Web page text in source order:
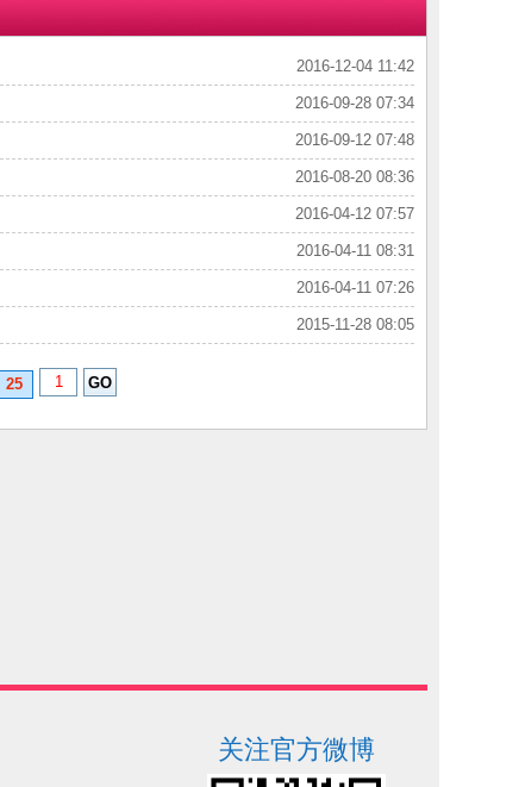
2016-12-04 11:42
2016-09-28 07:34
2016-09-12 07:48
2016-08-20 08:36
2016-04-12 07:57
2016-04-11 08:31
2016-04-11 07:26
2015-11-28 08:05
25
关注官方微博